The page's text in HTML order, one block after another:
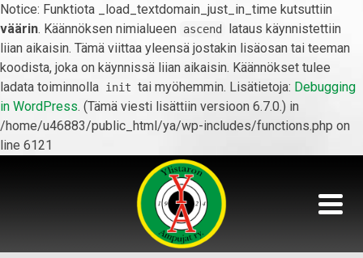
Notice: Funktiota _load_textdomain_just_in_time kutsuttiin
väärin. Käännöksen nimialueen ascend
lataus käynnistettiin
liian aikaisin. Tämä viittaa yleensä jostakin lisäosan tai teeman
koodista, joka on käynnissä liian aikaisin. Käännökset tulee
ladata toiminnolla init tai myöhemmin. Lisätietoja: Debugging
in WordPress. (Tämä viesti lisättiin versioon 6.7.0.) in
/home/u46883/public_html/ya/wp-includes/functions.php on
line 6121